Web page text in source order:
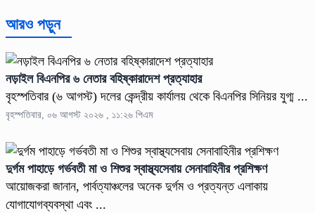
আরও পড়ুন
নড়াইল বিএনপির ৬ নেতার বহিষ্কারাদেশ প্রত্যাহার
বৃহস্পতিবার (৬ আগস্ট) দলের কেন্দ্রীয় কার্যালয় থেকে বিএনপির সিনিয়র যুগ্ম ...
বৃহস্পতিবার, ০৬ আগস্ট ২০২৬ , ১১:২৬ পিএম
দুর্গম পাহাড়ে গর্ভবতী মা ও শিশুর স্বাস্থ্যসেবায় সেনাবাহিনীর প্রশিক্ষণ
আয়োজকরা জানান, পার্বত্যাঞ্চলের অনেক দুর্গম ও প্রত্যন্ত এলাকায়
যোগাযোগব্যবস্থা এবং ...